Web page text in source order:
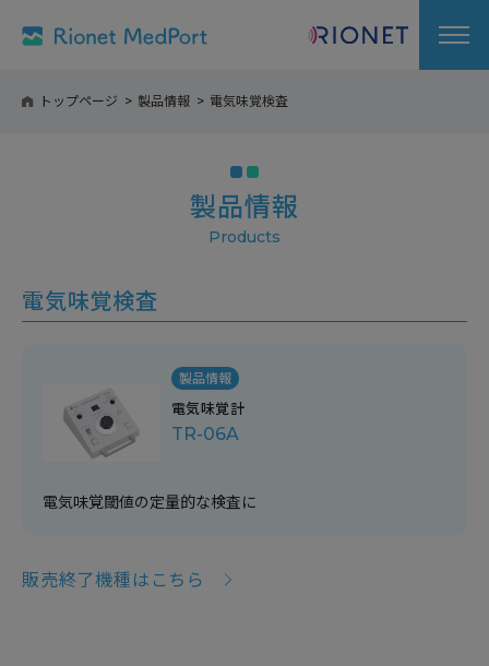
トップページ 製品情報 電気味覚検査
製品情報
電気味覚検査
製品情報
電気味覚計
TR-06A
電気味覚閾値の定量的な検査に
販売終了機種はこちら